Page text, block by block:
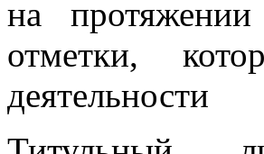
на
отметки,
деятельности